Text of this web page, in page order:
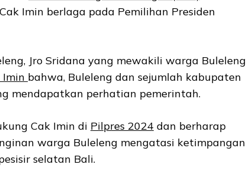
Imin berlaga pada Pemilihan Presiden
Jro Sridana yang mewakili warga Buleleng
Imin bahwa, Buleleng dan sejumlah kabupaten
mendapatkan perhatian pemerintah.
Cak Imin di Pilpres 2024 dan berharap
warga Buleleng mengatasi ketimpangan
selatan Bali.